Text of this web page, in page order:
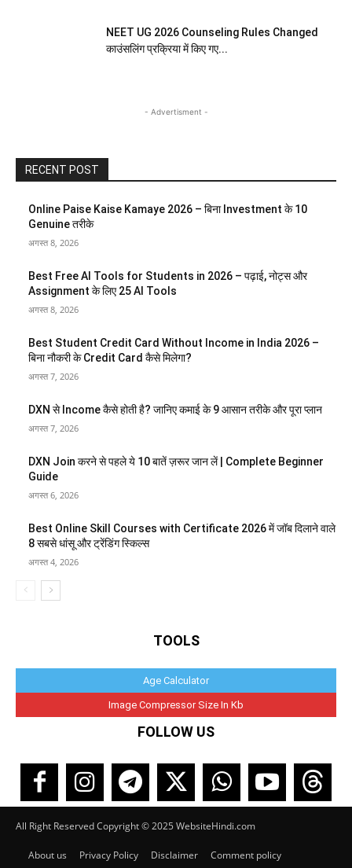
NEET UG 2026 Counseling Rules Changed
काउंसलिंग प्रक्रिया में किए गए...
- Advertisment -
RECENT POST
Online Paise Kaise Kamaye 2026 – बिना Investment के 10
Genuine तरीके
अगस्त 8, 2026
Best Free AI Tools for Students in 2026 – पढ़ाई, नोट्स और
Assignment के लिए 25 AI Tools
अगस्त 8, 2026
Best Student Credit Card Without Income in India 2026 –
बिना नौकरी के Credit Card कैसे मिलेगा?
अगस्त 7, 2026
DXN से Income कैसे होती है? जानिए कमाई के 9 आसान तरीके और पूरा प्लान
अगस्त 7, 2026
DXN Join करने से पहले ये 10 बातें ज़रूर जान लें | Complete Beginner
Guide
अगस्त 6, 2026
Best Online Skill Courses with Certificate 2026 में जॉब दिलाने वाले
8 सबसे धांसू और ट्रेंडिंग स्किल्स
अगस्त 4, 2026
TOOLS
Age Calculator
Image Compressor Size In Kb
FOLLOW US
All Right Reserved Copyright © 2025 WebsiteHindi.com
About us Privacy Policy Disclaimer
Comment policy